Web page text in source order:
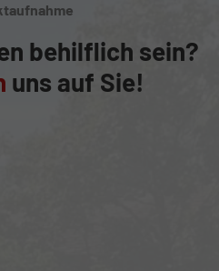
behilflich sein?
uns auf Sie!